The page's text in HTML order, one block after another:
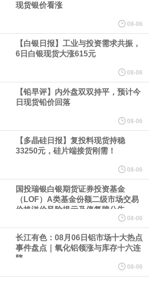
造商东京电子股价下跌近6%，日本存储芯片制造商铠侠
过10%。
料创1992年以来最大单日涨幅，上涨25%至11个月高位。
印度数据中心枢纽建设工作正在如火如荼推进，项目所
山坡已经被开挖，露出赤红土层，并修出层层台地。但
反对声浪持续高涨，给这家美国科技巨头总规模 150 亿
跌不一，德国DAX指数跌0.29%，英国富时100指数涨
国CAC40指数涨0.03%，欧洲斯托克50指数跌0.15%，
MIB指数跌0.18%。
现货银价看涨
08-06
【白银日报】工业与投资需求共振，
6日白银现货大涨615元
08-06
【铅早评】内外盘双双持平，预计今
日现货铅价回落
08-06
【多晶硅日报】复投料现货持稳
33250元，硅片端接货刚需！
08-06
国投瑞银白银期货证券投资基金
（LOF）A类基金份额二级市场交易
价格溢价风险提示及停复牌公告
08-06
长江有色：08月06日铝市场十大热点
事件盘点｜氧化铝领涨与库存十六连
降
08-06